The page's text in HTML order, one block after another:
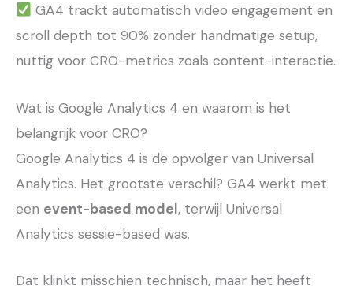
GA4 trackt automatisch video engagement en
scroll depth tot 90% zonder handmatige setup,
nuttig voor CRO-metrics zoals content-interactie.
Wat is Google Analytics 4 en waarom is het
belangrijk voor CRO?
Google Analytics 4 is de opvolger van Universal
Analytics. Het grootste verschil? GA4 werkt met
een event-based model, terwijl Universal
Analytics sessie-based was.
Dat klinkt misschien technisch, maar het heeft